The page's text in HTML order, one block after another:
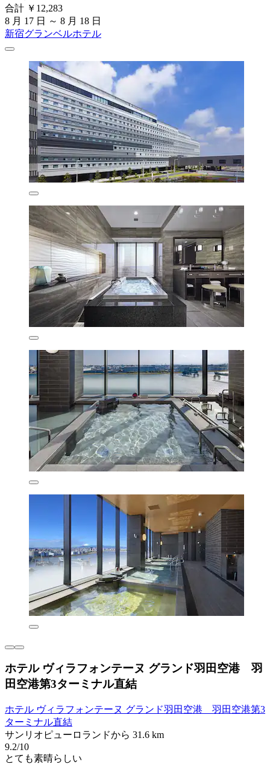
合計 ￥12,283
8 月 17 日 ～ 8 月 18 日
新宿グランベルホテル
ホテル ヴィラフォンテーヌ グランド羽田空港 羽
田空港第3ターミナル直結
ホテル ヴィラフォンテーヌ グランド羽田空港 羽田空港第3
ターミナル直結
サンリオピューロランドから 31.6 km
9.2/10
とても素晴らしい